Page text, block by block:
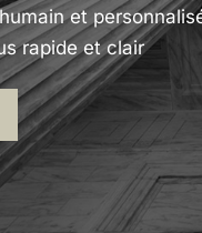
et
rapide et clair